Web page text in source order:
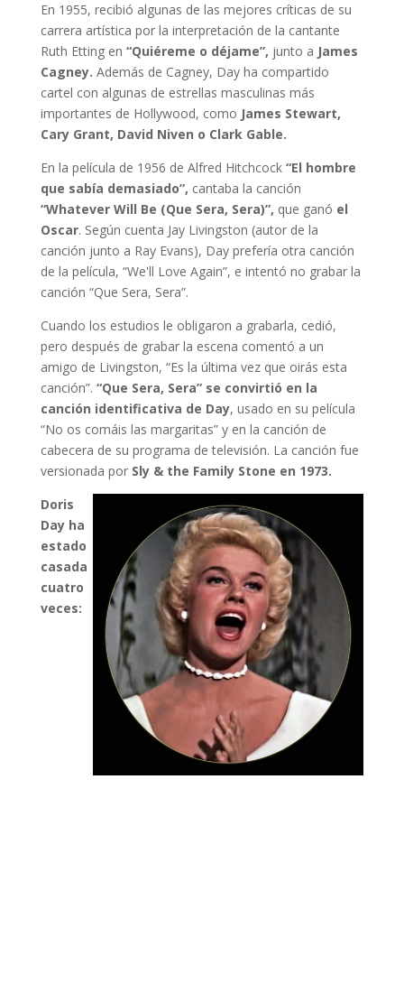
En 1955, recibió algunas de las mejores críticas de su
carrera artística por la interpretación de la cantante
Ruth Etting en “Quiéreme o déjame”, junto a James
Cagney. Además de Cagney, Day ha compartido
cartel con algunas de estrellas masculinas más
importantes de Hollywood, como James Stewart,
Cary Grant, David Niven o Clark Gable.
En la película de 1956 de Alfred Hitchcock “El hombre
que sabía demasiado”, cantaba la canción
“Whatever Will Be (Que Sera, Sera)”, que ganó el
Oscar. Según cuenta Jay Livingston (autor de la
canción junto a Ray Evans), Day prefería otra canción
de la película, “We'll Love Again”, e intentó no grabar la
canción “Que Sera, Sera”.
Cuando los estudios le obligaron a grabarla, cedió,
pero después de grabar la escena comentó a un
amigo de Livingston, “Es la última vez que oirás esta
canción”. “Que Sera, Sera” se convirtió en la
canción identificativa de Day, usado en su película
“No os comáis las margaritas” y en la canción de
cabecera de su programa de televisión. La canción fue
versionada por Sly & the Family Stone en 1973.
Doris
Day ha
estado
casada
cuatro
veces: